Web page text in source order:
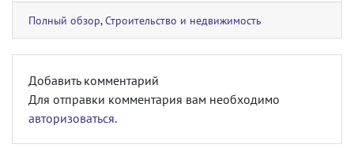
Полный обзор,Строительство и недвижимость
Добавить комментарий
Для отправки комментария вам необходимо
авторизоваться.